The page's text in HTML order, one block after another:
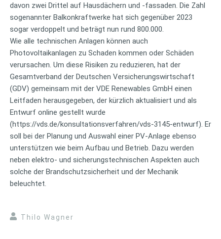
davon zwei Drittel auf Hausdächern und -fassaden. Die Zahl
sogenannter Balkonkraftwerke hat sich gegenüber 2023
sogar verdoppelt und beträgt nun rund 800.000.
Wie alle technischen Anlagen können auch
Photovoltaikanlagen zu Schaden kommen oder Schäden
verursachen. Um diese Risiken zu reduzieren, hat der
Gesamtverband der Deutschen Versicherungswirtschaft
(GDV) gemeinsam mit der VDE Renewables GmbH einen
Leitfaden herausgegeben, der kürzlich aktualisiert und als
Entwurf online gestellt wurde
(https://vds.de/konsultationsverfahren/vds-3145-entwurf). Er
soll bei der Planung und Auswahl einer PV-Anlage ebenso
unterstützen wie beim Aufbau und Betrieb. Dazu werden
neben elektro- und sicherungstechnischen Aspekten auch
solche der Brandschutzsicherheit und der Mechanik
beleuchtet.
Thilo Wagner